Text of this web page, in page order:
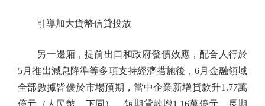
引導加大貨幣信貸投放
另一邊廂，提前出口和政府發債效應，配合人行於
5月推出減息降準等多項支持經濟措施後，6月金融領域
全部數據皆優於市場預期，當中企業新增貸款升1.77萬
億元（人民幣，下同），短期貸款增1.16萬億元，長期